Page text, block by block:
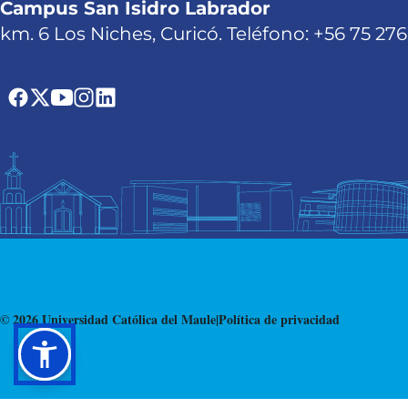
Campus San Isidro Labrador
km. 6 Los Niches, Curicó. Teléfono: +56 75
© 2026 Universidad Católica del Maule|Política de privacidad